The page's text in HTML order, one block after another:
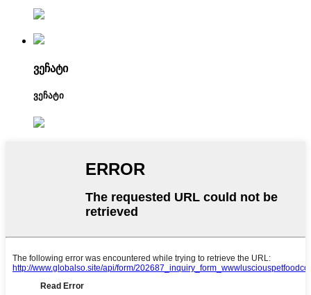
ვეჩატი
ვეჩატი